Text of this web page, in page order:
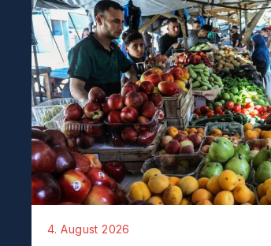
4. August 2026